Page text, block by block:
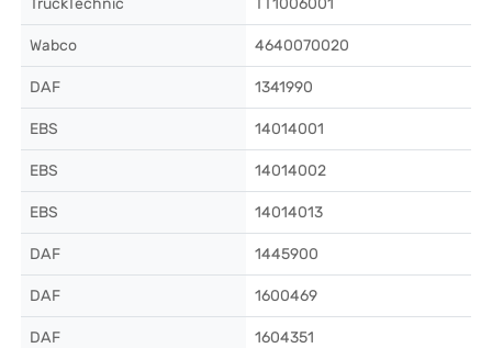
TruckTechnic TT1006001
Wabco 4640070020
DAF 1341990
EBS 14014001
EBS 14014002
EBS 14014013
DAF 1445900
DAF 1600469
DAF 1604351